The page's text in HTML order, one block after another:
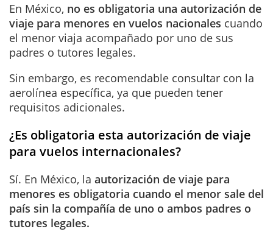
En México, no es obligatoria una autorización de
viaje para menores en vuelos nacionales cuando
el menor viaja acompañado por uno de sus
padres o tutores legales.
Sin embargo, es recomendable consultar con la
aerolínea específica, ya que pueden tener
requisitos adicionales.
¿Es obligatoria esta autorización de viaje
para vuelos internacionales?
Sí. En México, la autorización de viaje para
menores es obligatoria cuando el menor sale del
país sin la compañía de uno o ambos padres o
tutores legales.